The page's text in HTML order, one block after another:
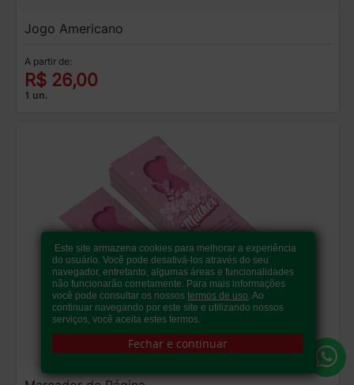
Jogo Americano
A partir de:
R$ 26,00
1 un.
Este site armazena cookies para melhorar a experiência
do usuário. Você pode desativá-los através do seu
navegador, entretanto, algumas áreas e funcionalidades
não funcionarão corretamente. Para mais informações
você pode consultar os nossostermos de uso. Ao
continuar navegando por este site e utilizando nossos
serviços, você aceita estes termos.
Fechar e continuar